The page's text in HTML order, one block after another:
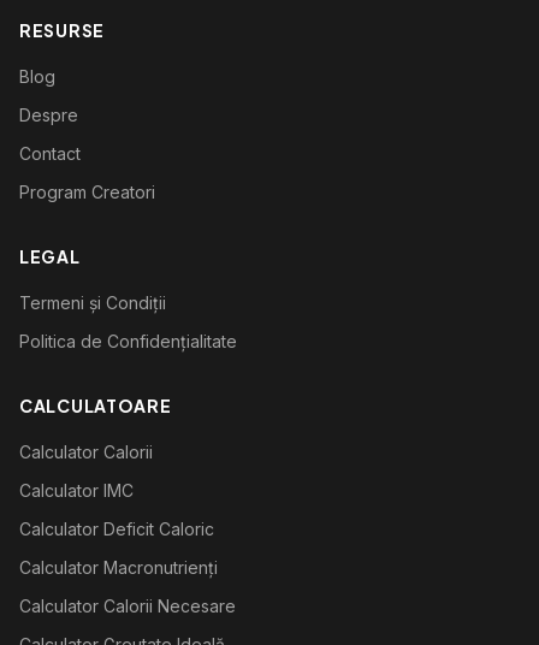
RESURSE
Blog
Despre
Contact
Program Creatori
LEGAL
Termeni și Condiții
Politica de Confidențialitate
CALCULATOARE
Calculator Calorii
Calculator IMC
Calculator Deficit Caloric
Calculator Macronutrienți
Calculator Calorii Necesare